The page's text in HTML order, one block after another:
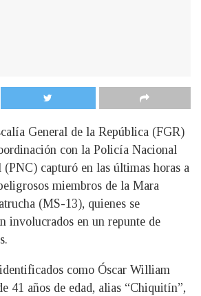
General de la República (FGR)
con la Policía Nacional
capturó en las últimas horas a
miembros de la Mara
(MS-13), quienes se
involucrados en un repunte de
como Óscar William
41 años de edad, alias “Chiquitín”,